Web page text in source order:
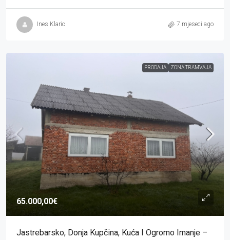
Ines Klaric 7 mjeseci ago
PRODAJA ZONA TRAMVAJA
65.000,00€
Jastrebarsko, Donja Kupčina, Kuća I Ogromo Imanje –